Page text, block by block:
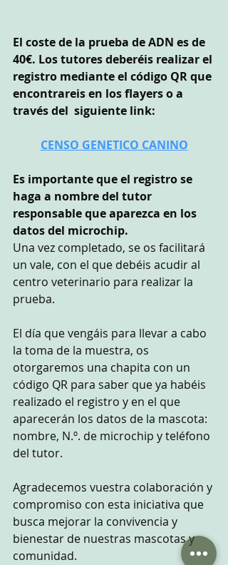
El coste de la prueba de ADN es de
40€. Los tutores deberéis realizar el
registro mediante el código QR que
encontrareis en los flayers o a
través del  siguiente link:
CENSO GENETICO CANINO
Es importante que el registro se
haga a nombre del tutor
responsable que aparezca en los
datos del microchip.
Una vez completado, se os facilitará
un vale, con el que debéis acudir al
centro veterinario para realizar la
prueba.
El día que vengáis para llevar a cabo
la toma de la muestra, os
otorgaremos una chapita con un
código QR para saber que ya habéis
realizado el registro y en el que
aparecerán los datos de la mascota:
nombre, N.º. de microchip y teléfono
del tutor.
Agradecemos vuestra colaboración y
compromiso con esta iniciativa que
busca mejorar la convivencia y
bienestar de nuestras mascotas y
comunidad.